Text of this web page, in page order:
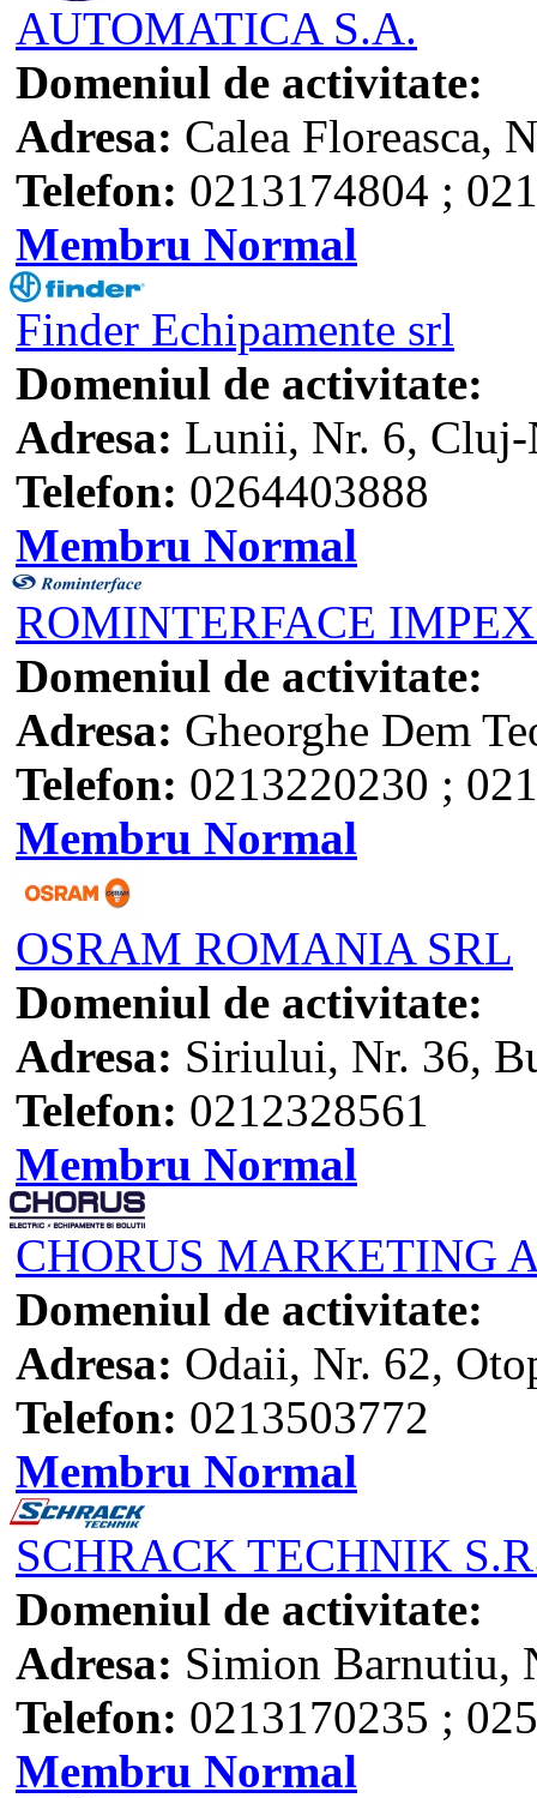
AUTOMATICA S.A.
Domeniul de activitate:
Adresa: Calea Floreasca,
Telefon: 0213174804 ;
Membru Normal
Finder Echipamente srl
Domeniul de activitate:
Adresa: Lunii, Nr. 6, Cluj-
Telefon: 0264403888
Membru Normal
ROMINTERFACE
Domeniul de activitate:
Adresa: Gheorghe Dem
Telefon: 0213220230 ;
Membru Normal
OSRAM ROMANIA SRL
Domeniul de activitate:
Adresa: Siriului, Nr. 36,
Telefon: 0212328561
Membru Normal
CHORUS MARKETING
Domeniul de activitate:
Adresa: Odaii, Nr. 62,
Telefon: 0213503772
Membru Normal
SCHRACK TECHNIK
Domeniul de activitate:
Adresa: Simion Barnutiu,
Telefon: 0213170235 ;
Membru Normal